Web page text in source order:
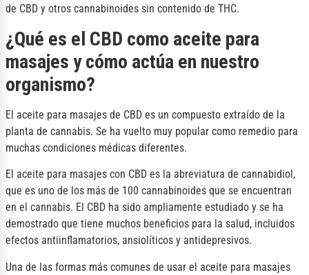
de CBD y otros cannabinoides sin contenido de THC.
¿Qué es el CBD como aceite para
masajes y cómo actúa en nuestro
organismo?
El aceite para masajes de CBD es un compuesto extraído de la
planta de cannabis. Se ha vuelto muy popular como remedio para
muchas condiciones médicas diferentes.
El aceite para masajes con CBD es la abreviatura de cannabidiol,
que es uno de los más de 100 cannabinoides que se encuentran
en el cannabis. El CBD ha sido ampliamente estudiado y se ha
demostrado que tiene muchos beneficios para la salud, incluidos
efectos antiinflamatorios, ansiolíticos y antidepresivos.
Una de las formas más comunes de usar el aceite para masajes